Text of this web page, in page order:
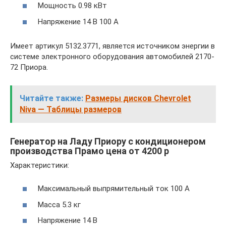
Мощность 0.98 кВт
Напряжение 14 В 100 А
Имеет артикул 5132.3771, является источником энергии в
системе электронного оборудования автомобилей 2170-
72 Приора.
Читайте также: Размеры дисков Chevrolet
Niva — Таблицы размеров
Генератор на Ладу Приору с кондиционером
производства Прамо цена от 4200 р
Характеристики:
Максимальный выпрямительный ток 100 А
Масса 5.3 кг
Напряжение 14 В